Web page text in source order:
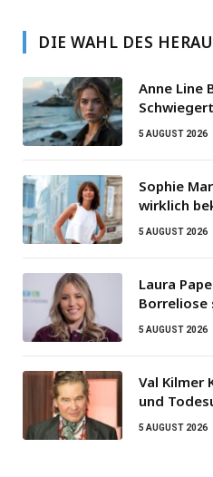
DIE WAHL DES
Anne Line
5 AUGUST 2026
Sophie
wirklich
5 AUGUST 2026
Laura
5 AUGUST 2026
Val Kilmer
und
5 AUGUST 2026